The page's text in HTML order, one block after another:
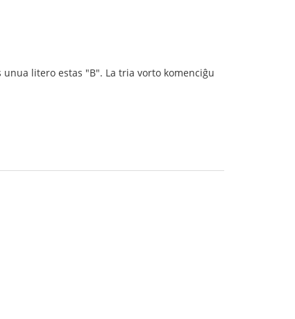
litero estas "B". La tria vorto komenciĝu